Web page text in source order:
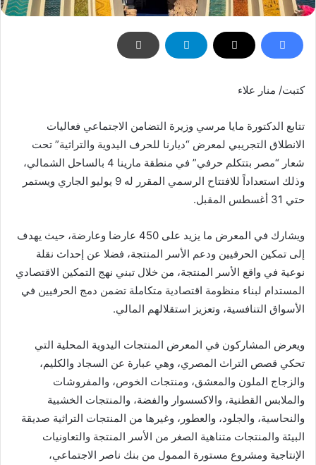
كتبت/ منار علاء
تتابع الدكتورة مايا مرسي وزيرة التضامن الاجتماعي فعاليات
الانطلاق التجريبي لمعرض “ديارنا للحرف اليدوية والتراثية” تحت
شعار “مصر بتتكلم حرفي” في منطقة مارينا 4 بالساحل الشمالي،
وذلك استعداداً للافتتاح الرسمي المقرر له 9 يوليو الجاري ويستمر
حتي 31 أغسطس المقبل.
ويشارك في المعرض ما يزيد على 450 عارضا وعارضة، حيث يهدف
إلى تمكين الحرفيين ودعم الأسر المنتجة، فضلا عن إحداث نقلة
نوعية في واقع الأسر المنتجة، من خلال تبني نهج التمكين الاقتصادي
المستدام لبناء منظومة اقتصادية متكاملة تضمن دمج الحرفيين في
الأسواق التنافسية، وتعزيز استقلالهم المالي.
ويعرض المشاركون في المعرض المنتجات اليدوية المحلية التي
تحكي قصص التراث المصري، وهي عبارة عن السجاد والكليم،
والزجاج الملون والمعشق، ومنتجات الخوص، والمفروشات
والملابس القطنية، والاكسسوار والفضة، والمنتجات الخشبية
والنحاسية، والجلود، والعطور، وغيرها من المنتجات التراثية صديقة
البيئة والمنتجات متناهية الصغر من الأسر المنتجة والتعاونيات
الإنتاجية ومشروع مستورة الممول من بنك ناصر الاجتماعي،